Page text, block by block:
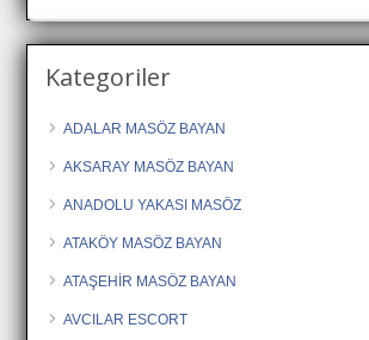
Kategoriler
ADALAR MASÖZ BAYAN
AKSARAY MASÖZ BAYAN
ANADOLU YAKASI MASÖZ
ATAKÖY MASÖZ BAYAN
ATAŞEHİR MASÖZ BAYAN
AVCILAR ESCORT